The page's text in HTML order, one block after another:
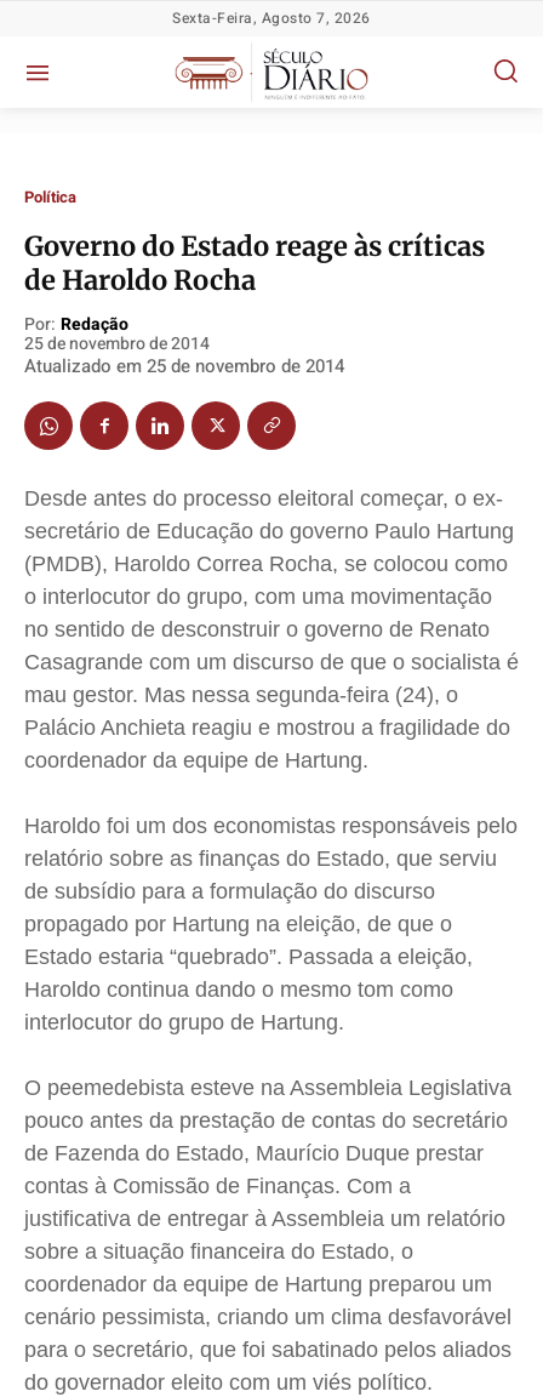
Política
Socioeconômicas
TV Século
Educação
Meio Ambiente
Saúde
Economia
Cultura
Colunas
Caetano Roque
Wanda Sily
Publicidade Legal
Anuncie
Contato
Anuncie
Termos de Uso
Privacidade
Política
Socioeconômicas
TV Século
Educação
Meio Ambiente
Saúde
Economia
Cultura
Colunas
Caetano Roque
Wanda Sily
Publicidade Legal
Anuncie
Contato
Anuncie
Termos de Uso
Privacidade
Política
Socioeconômicas
TV Século
Educação
Meio Ambiente
Saúde
Economia
Cultura
Colunas
Caetano Roque
Wanda Sily
Publicidade Legal
Anuncie
Contato
Anuncie
Termos de Uso
Privacidade
Política
Socioeconômicas
TV Século
Educação
Meio Ambiente
Saúde
Economia
Cultura
Colunas
Caetano Roque
Wanda Sily
Publicidade Legal
Anuncie
Contato
Anuncie
Termos de Uso
Privacidade
Sexta-Feira, Agosto 7, 2026
Política
Governo do Estado reage às críticas
de Haroldo Rocha
Por: Redação
25 de novembro de 2014
Atualizado em 25 de novembro de 2014
Desde antes do processo eleitoral começar, o ex-
secretário de Educação do governo Paulo Hartung
(PMDB), Haroldo Correa Rocha, se colocou como
o interlocutor do grupo, com uma movimentação
no sentido de desconstruir o governo de Renato
Casagrande com um discurso de que o socialista é
mau gestor. Mas nessa segunda-feira (24), o
Palácio Anchieta reagiu e mostrou a fragilidade do
coordenador da equipe de Hartung.
Haroldo foi um dos economistas responsáveis pelo
relatório sobre as finanças do Estado, que serviu
de subsídio para a formulação do discurso
propagado por Hartung na eleição, de que o
Estado estaria “quebrado”. Passada a eleição,
Haroldo continua dando o mesmo tom como
interlocutor do grupo de Hartung.
O peemedebista esteve na Assembleia Legislativa
pouco antes da prestação de contas do secretário
de Fazenda do Estado, Maurício Duque prestar
contas à Comissão de Finanças. Com a
justificativa de entregar à Assembleia um relatório
sobre a situação financeira do Estado, o
coordenador da equipe de Hartung preparou um
cenário pessimista, criando um clima desfavorável
para o secretário, que foi sabatinado pelos aliados
do governador eleito com um viés político.